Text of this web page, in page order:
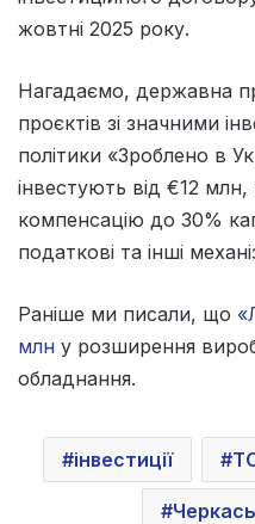
жовтні 2025 року.
Нагадаємо, державна
проєктів зі значними
політики «Зроблено в
інвестують від €12
компенсацію до 30%
податкові та інші
Раніше ми писали, що
млн у розширення
обладнання.
інвестиції